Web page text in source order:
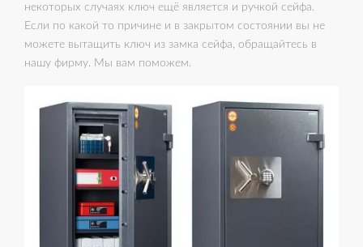
некоторых случаях ключ ещё является и ручкой сейфа.
Если по какой то причине и в закрытом состоянии вы не
можете вытащить ключ из замка сейфа, обращайтесь в
нашу фирму. Мы вам поможем.